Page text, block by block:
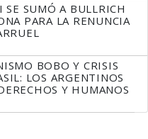
SE SUMÓ A BULLRICH
PARA LA RENUNCIA
BOBO Y CRISIS
LOS ARGENTINOS
Y HUMANOS